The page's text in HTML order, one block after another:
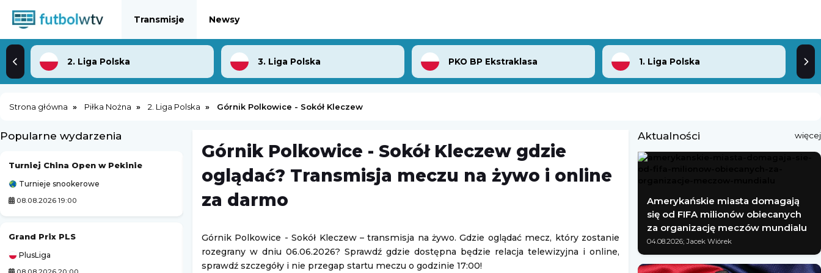
Transmisje Newsy
2. Liga Polska 3. Liga Polska PKO BP Ekstraklasa 1. Liga Polska
Strona główna Piłka Nożna 2. Liga Polska Górnik Polkowice - Sokół Kleczew
Popularne wydarzenia
Turniej China Open w Pekinie
Turnieje snookerowe
08.08.2026 19:00
Grand Prix PLS
PlusLiga
Challenger Grodzisk Mazowiecki
09.08.2026 1:00
Kozerki Open
Challenger Grodzisk Mazowiecki
Warta Gorzów Wielkopolski Carina Gubin
3. Liga Polska
Orzeł Łódź - Polonia Bydgoszcz
2 Ekstraliga żużlowa
Górnik Polkowice - Sokół Kleczew gdzie
oglądać? Transmisja meczu na żywo i online
za darmo
Górnik Polkowice - Sokół Kleczew – transmisja na żywo. Gdzie oglądać mecz, który zostanie
rozegrany w dniu 06.06.2026? Sprawdź gdzie dostępna będzie relacja telewizyjna i online,
sprawdź szczegóły i nie przegap startu meczu o godzinie 17:00!
Aktualności więcej
Amerykańskie miasta domagają
się od FIFA milionów obiecanych
za organizację meczów mundialu
04.08.2026; Jacek Wiórek